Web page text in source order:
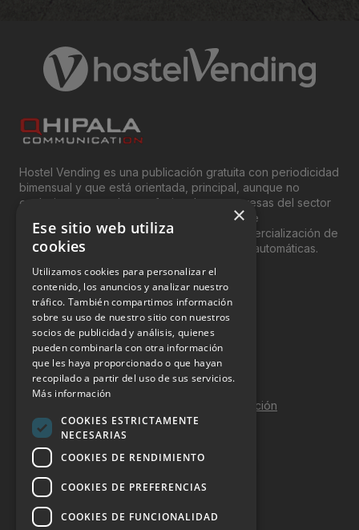
Hostel Vending es una publicación gratuita con periodicidad
bimensual y que está orientada, principal, aunque no
exclusivamente, a los profesionales y empresas del sector
del “Vending”; nombre con el que se conoce
genéricamente entre profesionales a la comercialización de
productos y servicios a través de máquinas automáticas.
INFORMACIÓN LEGAL
Aviso Legal
Política de Privacidad
Política de Cookies
Política de calidad y seguridad de la información
Contacto
DOSSIER Y CONTRATACIÓN
×
Ese sitio web utiliza
cookies
Utilizamos cookies para personalizar el
contenido, los anuncios y analizar nuestro
tráfico. También compartimos información
sobre su uso de nuestro sitio con nuestros
socios de publicidad y análisis, quienes
pueden combinarla con otra información
que les haya proporcionado o que hayan
recopilado a partir del uso de sus servicios.
Más información
COOKIES ESTRICTAMENTE
NECESARIAS
COOKIES DE RENDIMIENTO
COOKIES DE PREFERENCIAS
COOKIES DE FUNCIONALIDAD